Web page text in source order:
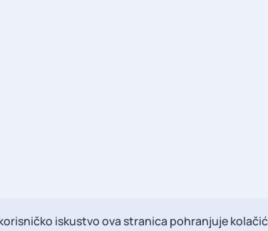
iskustvo ova stranica pohranjuje